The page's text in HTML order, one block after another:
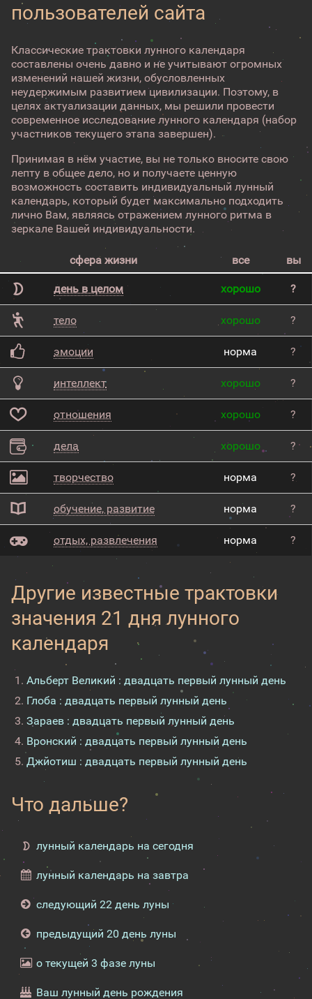
пользователей сайта
Классические трактовки лунного календаря
составлены очень давно и не учитывают огромных
изменений нашей жизни, обусловленных
неудержимым развитием цивилизации. Поэтому, в
целях актуализации данных, мы решили провести
современное исследование лунного календаря (набор
участников текущего этапа завершен).
Принимая в нём участие, вы не только вносите свою
лепту в общее дело, но и получаете ценную
возможность составить индивидуальный лунный
календарь, который будет максимально подходить
лично Вам, являясь отражением лунного ритма в
зеркале Вашей индивидуальности.
сфера жизни все вы
день в целом хорошо ?
тело хорошо ?
эмоции норма ?
интеллект хорошо ?
отношения хорошо ?
дела хорошо ?
творчество норма ?
обучение, развитие норма ?
отдых, развлечения норма ?
Другие известные трактовки
значения 21 дня лунного
календаря
Альберт Великий : двадцать первый лунный день
Глоба : двадцать первый лунный день
Зараев : двадцать первый лунный день
Вронский : двадцать первый лунный день
Джйотиш : двадцать первый лунный день
Что дальше?
лунный календарь на сегодня
лунный календарь на завтра
следующий 22 день луны
предыдущий 20 день луны
о текущей 3 фазе луны
Ваш лунный день рождения